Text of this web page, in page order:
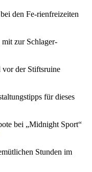
den Fe-rienfreizeiten
zur Schlager-
vor der Stiftsruine
für dieses
bei „Midnight Sport“
Stunden im